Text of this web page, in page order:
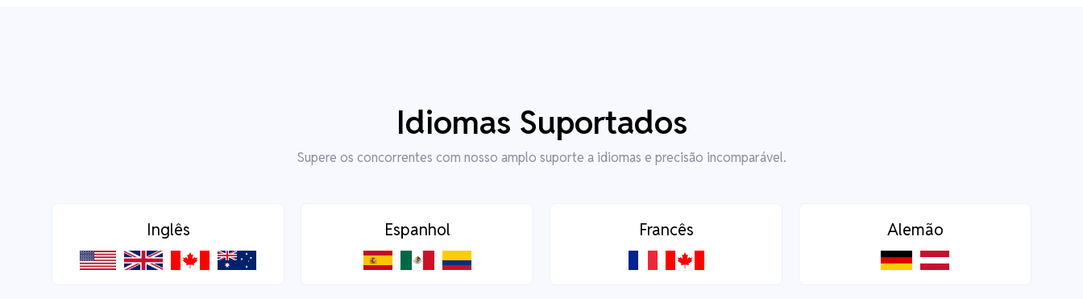
Idiomas Suportados
Supere os concorrentes com nosso amplo suporte a idiomas e precisão incomparável.
Inglês Espanhol Francês Alemão